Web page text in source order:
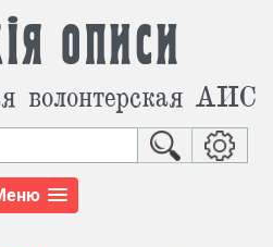
описи
волонтерская АИС